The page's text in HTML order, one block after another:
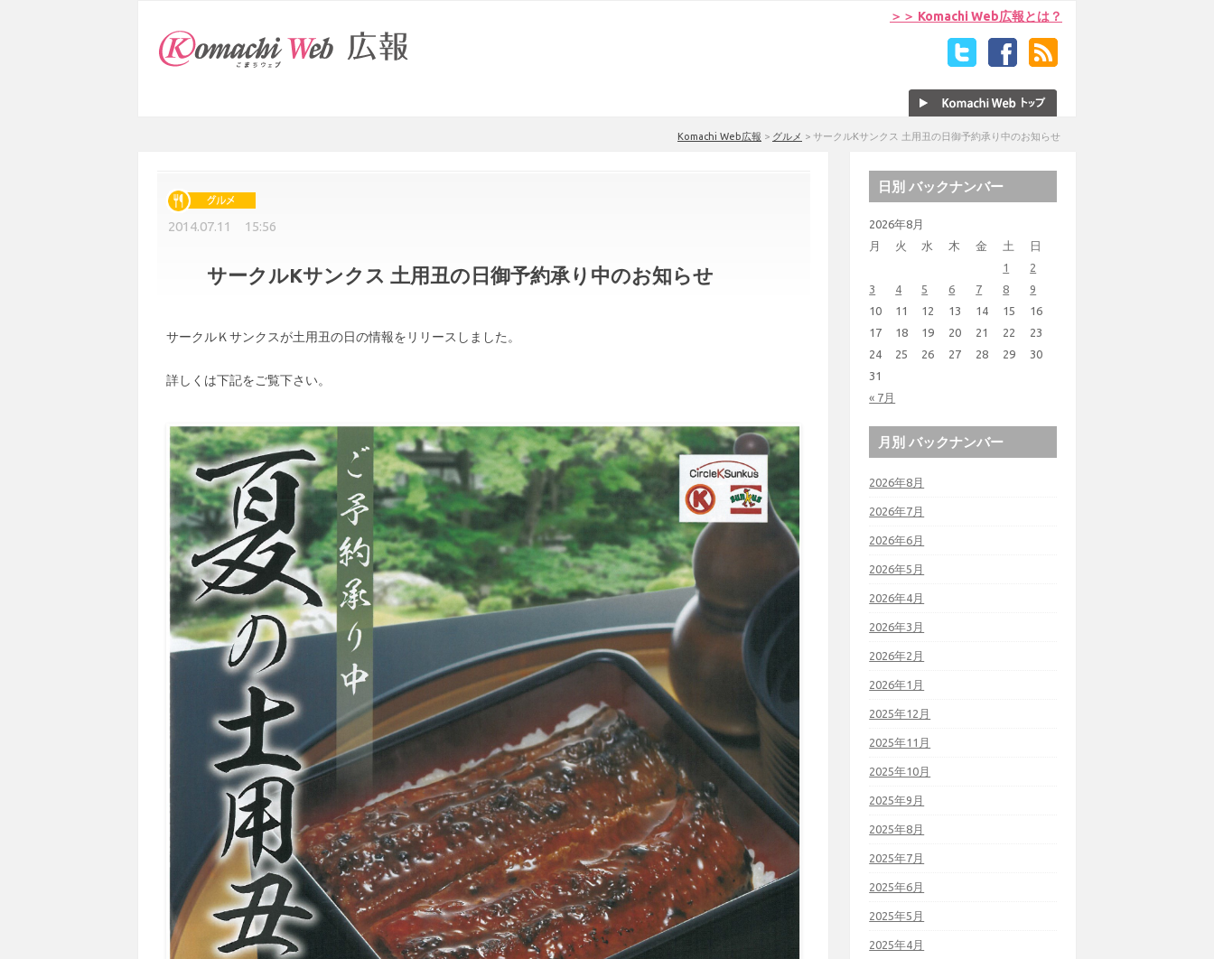
＞＞ Komachi Web広報とは？
Komachi Web広報 > グルメ > サークルKサンクス 土用丑の日御予約承り中のお知らせ
2014.07.11 15:56
サークルKサンクス 土用丑の日御予約承り中のお知らせ
サークルＫサンクスが土用丑の日の情報をリリースしました。
詳しくは下記をご覧下さい。
日別 バックナンバー
2026年8月
月
火 水 木 金 土 日
« 7月
1
2
3
4 5 6 7 8
9
10
11 12 13 14 15
16
17
18 19 20 21 22
23
24
25 26 27 28 29
30
31
月別 バックナンバー
2026年8月
2026年7月
2026年6月
2026年5月
2026年4月
2026年3月
2026年2月
2026年1月
2025年12月
2025年11月
2025年10月
2025年9月
2025年8月
2025年7月
2025年6月
2025年5月
2025年4月